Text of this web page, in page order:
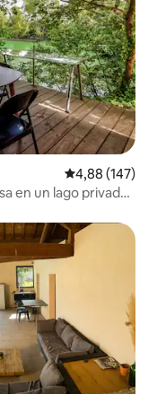
Calificación
4,88 (147)
en un lago privado